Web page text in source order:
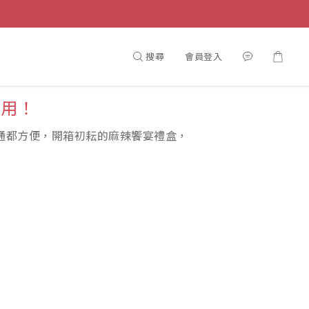
搜尋 會員登入
！
方便，開箱初耘的麻辣饗宴禮盒，